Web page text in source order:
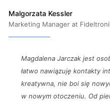
Malgorzata Kessler
Marketing Manager at
Magdalena Jarczak jest
łatwo nawiązuję kontakty
kreatywna, nie boi się
w nowym otoczeniu. Od